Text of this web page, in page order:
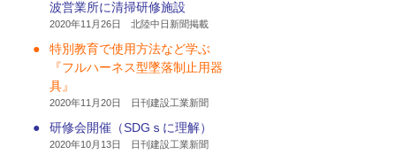
波営業所に清掃研修施設
2020年11月26日 北陸中日新聞掲載
●
特別教育で使用方法など学ぶ
『フルハーネス型墜落制止用器
具』
2020年11月20日 日刊建設工業新聞
● 研修会開催（SDGｓに理解）
2020年10月13日 日刊建設工業新聞